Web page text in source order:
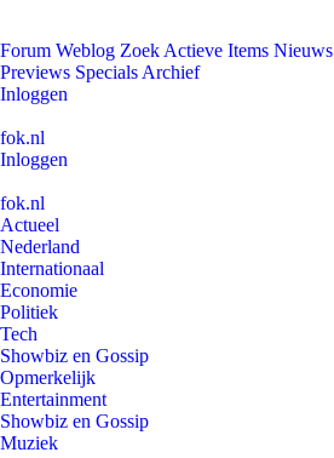
Forum Weblog Zoek Actieve Items Nieuws
Previews Specials Archief
Inloggen
fok.nl
Inloggen
fok.nl
Actueel
Nederland
Internationaal
Economie
Politiek
Tech
Showbiz en Gossip
Opmerkelijk
Entertainment
Showbiz en Gossip
Muziek